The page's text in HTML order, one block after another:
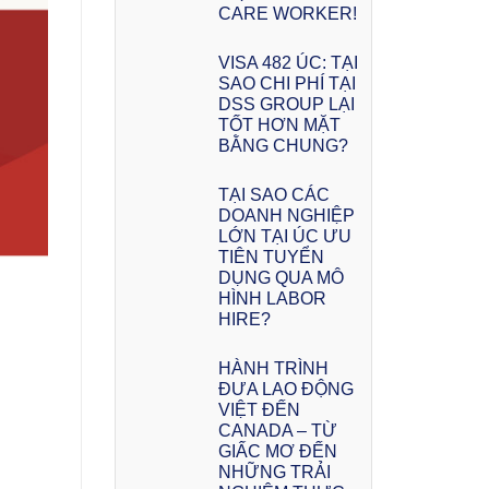
CARE WORKER!
VISA 482 ÚC: TẠI
SAO CHI PHÍ TẠI
DSS GROUP LẠI
TỐT HƠN MẶT
BẰNG CHUNG?
TẠI SAO CÁC
DOANH NGHIỆP
LỚN TẠI ÚC ƯU
TIÊN TUYỂN
DỤNG QUA MÔ
HÌNH LABOR
HIRE?
HÀNH TRÌNH
ĐƯA LAO ĐỘNG
VIỆT ĐẾN
CANADA – TỪ
GIẤC MƠ ĐẾN
NHỮNG TRẢI